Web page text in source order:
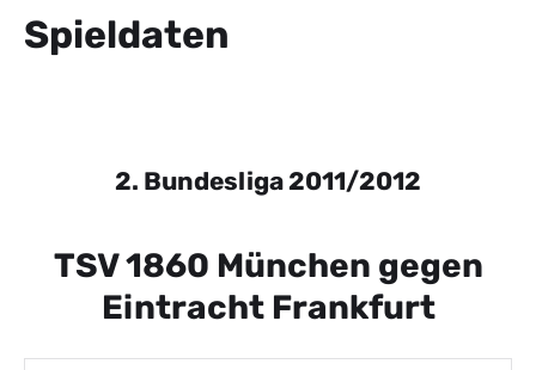
Spieldaten
2. Bundesliga 2011/2012
TSV 1860 München gegen
Eintracht Frankfurt